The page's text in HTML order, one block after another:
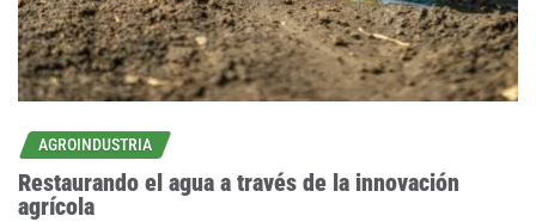
AGROINDUSTRIA
Restaurando el agua a través de la innovación
agrícola